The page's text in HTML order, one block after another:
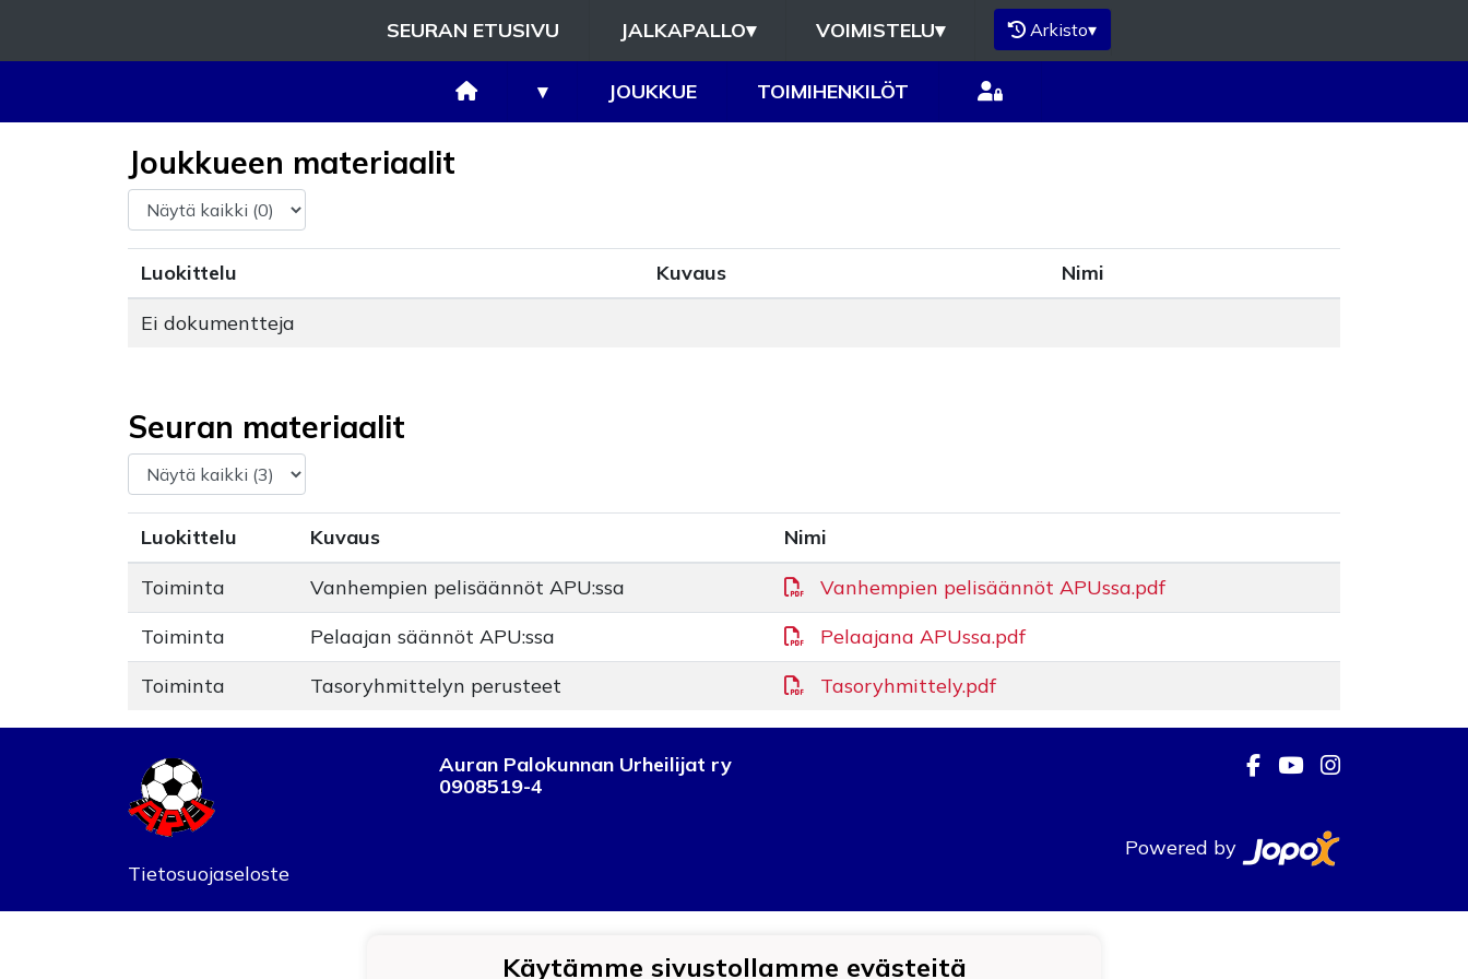
SEURAN ETUSIVU JALKAPALLO▾ VOIMISTELU▾ Arkisto▾
▾ JOUKKUE TOIMIHENKILÖT
Joukkueen materiaalit
Luokittelu Kuvaus
Nimi
Ei dokumentteja
Seuran materiaalit
Luokittelu Kuvaus
Nimi
Toiminta
Vanhempien pelisäännöt APU:ssa
Vanhempien pelisäännöt APUssa.pdf
Toiminta
Pelaajan säännöt APU:ssa
Pelaajana APUssa.pdf
Toiminta
Tasoryhmittelyn perusteet Tasoryhmittely.pdf
Tietosuojaseloste
Auran Palokunnan Urheilijat ry
0908519-4
Powered by
Käytämme sivustollamme evästeitä